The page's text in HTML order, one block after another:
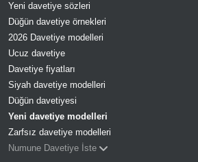
Yeni davetiye sözleri
Düğün davetiye örnekleri
2026 Davetiye modelleri
Ucuz davetiye
Davetiye fiyatları
Siyah davetiye modelleri
Düğün davetiyesi
Yeni davetiye modelleri
Zarfsız davetiye modelleri
Numune Davetiye İste